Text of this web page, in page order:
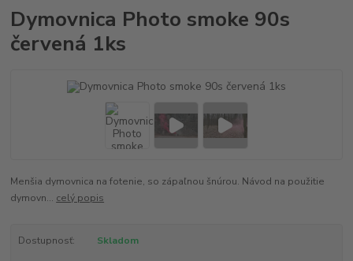
Dymovnica Photo smoke 90s
červená 1ks
Menšia dymovnica na fotenie, so zápaľnou šnúrou. Návod na použitie
dymovn... celý popis
Dostupnosť: Skladom